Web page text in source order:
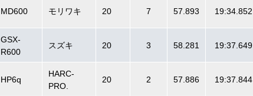
MD600 モリワキ 20 7 57.893 19:34.852
GSX-
R600
スズキ 20 3 58.281 19:37.649
HP6q
HARC-
PRO.
20 2 57.886 19:37.844